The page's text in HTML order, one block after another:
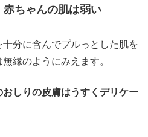
ちゃんの肌は弱い
分に含んでプルっとした肌を
縁のようにみえます。
おしりの皮膚はうすくデリケー